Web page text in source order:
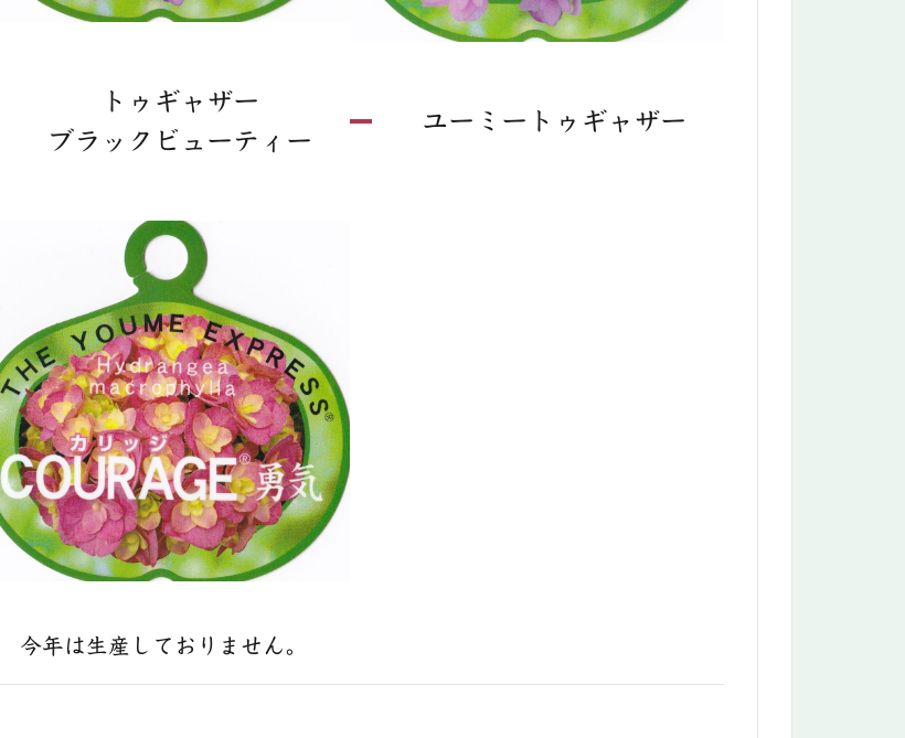
トゥギャザー
ブラックビューティー
ユーミートゥギャザー
今年は生産しておりません。